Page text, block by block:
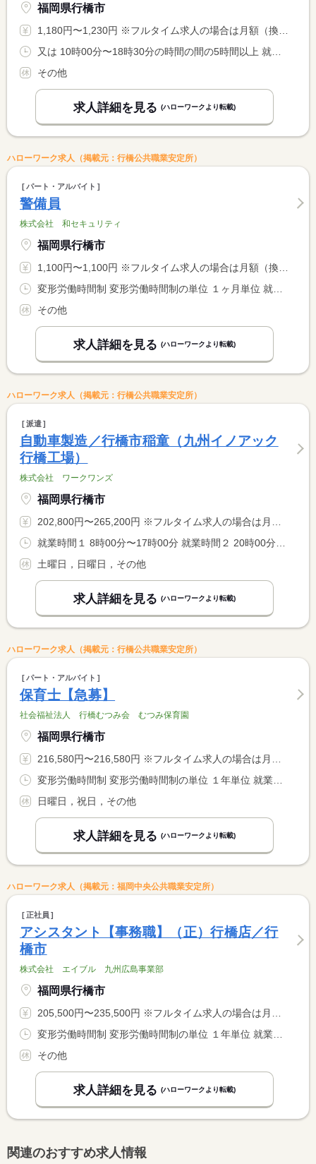
福岡県行橋市
1,180円〜1,230円 ※フルタイム求人の場合は月額（換算額）、パート求人の場合は時間額を表示しています。
その他
求人詳細を見る (ハローワークより転載)
ハローワーク求人（掲載元：行橋公共職業安定所）
パート・アルバイト
警備員
株式会社 和セキュリティ
福岡県行橋市
1,100円〜1,100円 ※フルタイム求人の場合は月額（換算額）、パート求人の場合は時間額を表示しています。
その他
求人詳細を見る (ハローワークより転載)
ハローワーク求人（掲載元：行橋公共職業安定所）
派遣
自動車製造／行橋市稲童（九州イノアック
行橋工場）
株式会社 ワークワンズ
福岡県行橋市
202,800円〜265,200円 ※フルタイム求人の場合は月額（換算額）、パート求人の場合は時間額を表示しています。
土曜日，日曜日，その他
求人詳細を見る (ハローワークより転載)
ハローワーク求人（掲載元：行橋公共職業安定所）
パート・アルバイト
保育士【急募】
社会福祉法人 行橋むつみ会 むつみ保育園
福岡県行橋市
216,580円〜216,580円 ※フルタイム求人の場合は月額（換算額）、パート求人の場合は時間額を表示しています。
日曜日，祝日，その他
求人詳細を見る (ハローワークより転載)
ハローワーク求人（掲載元：福岡中央公共職業安定所）
正社員
アシスタント【事務職】（正）行橋店／行
橋市
株式会社 エイブル 九州広島事業部
福岡県行橋市
205,500円〜235,500円 ※フルタイム求人の場合は月額（換算額）、パート求人の場合は時間額を表示しています。
その他
求人詳細を見る (ハローワークより転載)
関連のおすすめ求人情報